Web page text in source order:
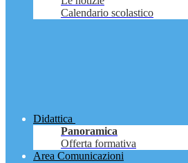
Calendario scolastico
Didattica
Panoramica
Offerta formativa
Area Comunicazioni